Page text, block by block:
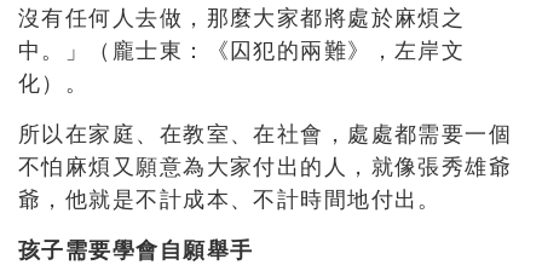
沒有任何人去做，那麼大家都將處於麻煩之
中。」（龐士東：《囚犯的兩難》，左岸文
化）。
所以在家庭、在教室、在社會，處處都需要一個
不怕麻煩又願意為大家付出的人，就像張秀雄爺
爺，他就是不計成本、不計時間地付出。
孩子需要學會自願舉手